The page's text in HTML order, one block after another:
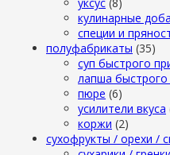
кулинарные
специи и
полуфабрикаты (35)
суп быстрого
лапша быстрого
пюре (6)
усилители вкуса
коржи (2)
сухофрукты / орехи /